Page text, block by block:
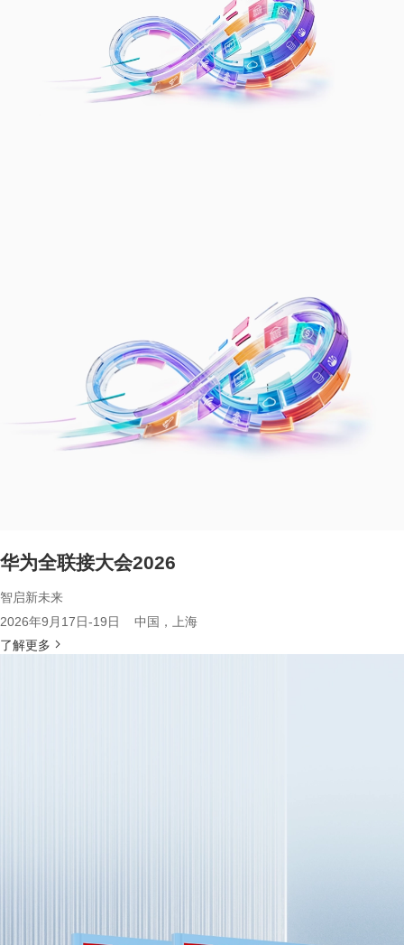
华为全联接大会2026
智启新未来
2026年9月17日-19日 中国，上海
了解更多